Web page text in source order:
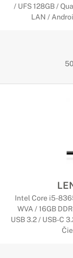
/ UFS 128GB /
LAN /
Intel Core i5-
WVA / 16GB
USB 3.2 / USB-C